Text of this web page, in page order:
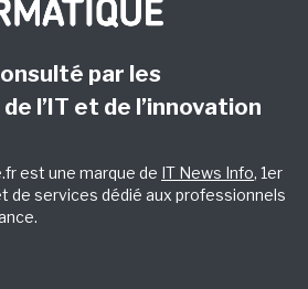
par les
l’IT et de l’innovation
est une marque de IT News Info, 1er
de services dédié aux professionnels